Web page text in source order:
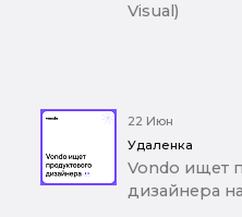
Visual)
22 Июн
Удаленка
Vondo ищет
дизайнера